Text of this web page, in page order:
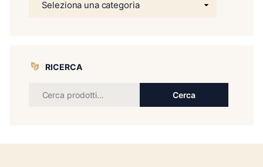
RICERCA
Cerca